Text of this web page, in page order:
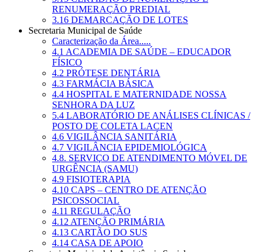
RENUMERAÇÃO PREDIAL
3.16 DEMARCAÇÃO DE LOTES
Secretaria Municipal de Saúde
Caracterização da Área.....
4.1 ACADEMIA DE SAÚDE – EDUCADOR
FÍSICO
4.2 PRÓTESE DENTÁRIA
4.3 FARMÁCIA BÁSICA
4.4 HOSPITAL E MATERNIDADE NOSSA
SENHORA DA LUZ
5.4 LABORATÓRIO DE ANÁLISES CLÍNICAS /
POSTO DE COLETA LACEN
4.6 VIGILÂNCIA SANITÁRIA
4.7 VIGILÂNCIA EPIDEMIOLÓGICA
4.8. SERVIÇO DE ATENDIMENTO MÓVEL DE
URGÊNCIA (SAMU)
4.9 FISIOTERAPIA
4.10 CAPS – CENTRO DE ATENÇÃO
PSICOSSOCIAL
4.11 REGULAÇÃO
4.12 ATENÇÃO PRIMÁRIA
4.13 CARTÃO DO SUS
4.14 CASA DE APOIO